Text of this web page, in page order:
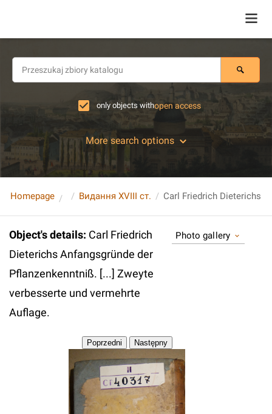
only objects withopen access
More search options
Homepage Видання XVIII ст.
Object's details: Carl Friedrich
Dieterichs Anfangsgründe der
Pflanzenkenntniß. [...] Zweyte
verbesserte und vermehrte
Auflage.
Photo gallery